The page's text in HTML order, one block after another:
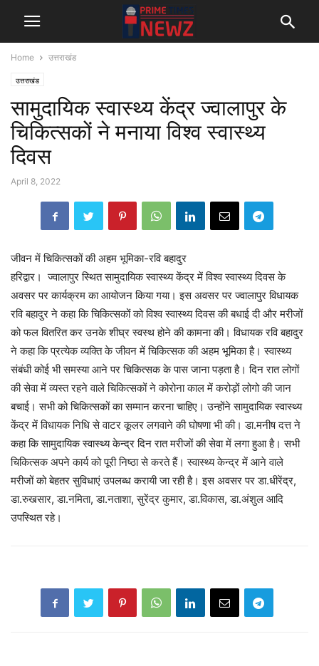
Home उत्तराखंड
उत्तराखंड
सामुदायिक स्वास्थ्य केंद्र ज्वालापुर के
चिकित्सकों ने मनाया विश्व स्वास्थ्य
दिवस
April 8, 2022
जीवन में चिकित्सकों की अहम भूमिका-रवि बहादुर
हरिद्वार। ज्वालापुर स्थित सामुदायिक स्वास्थ्य केंद्र में विश्व स्वास्थ्य दिवस के
अवसर पर कार्यक्रम का आयोजन किया गया। इस अवसर पर ज्वालापुर विधायक
रवि बहादुर ने कहा कि चिकित्सकों को विश्व स्वास्थ्य दिवस की बधाई दी और मरीजों
को फल वितरित कर उनके शीघ्र स्वस्थ होने की कामना की। विधायक रवि बहादुर
ने कहा कि प्रत्येक व्यक्ति के जीवन में चिकित्सक की अहम भूमिका है। स्वास्थ्य
संबंधी कोई भी समस्या आने पर चिकित्सक के पास जाना पड़ता है। दिन रात लोगों
की सेवा में व्यस्त रहने वाले चिकित्सकों ने कोरोना काल में करोड़ों लोगो की जान
बचाई। सभी को चिकित्सकों का सम्मान करना चाहिए। उन्होंने सामुदायिक स्वास्थ्य
केंद्र में विधायक निधि से वाटर कूलर लगवाने की घोषणा भी की। डा.मनीष दत्त ने
कहा कि सामुदायिक स्वास्थ्य केन्द्र दिन रात मरीजों की सेवा में लगा हुआ है। सभी
चिकित्सक अपने कार्य को पूरी निष्ठा से करते हैं। स्वास्थ्य केन्द्र में आने वाले
मरीजों को बेहतर सुविधाएं उपलब्ध करायी जा रही है। इस अवसर पर डा.धीरेंद्र,
डा.रुखसार, डा.नमिता, डा.नताशा, सुरेंद्र कुमार, डा.विकास, डा.अंशुल आदि
उपस्थित रहे।